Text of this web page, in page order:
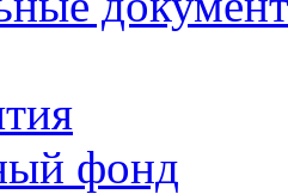
фонд